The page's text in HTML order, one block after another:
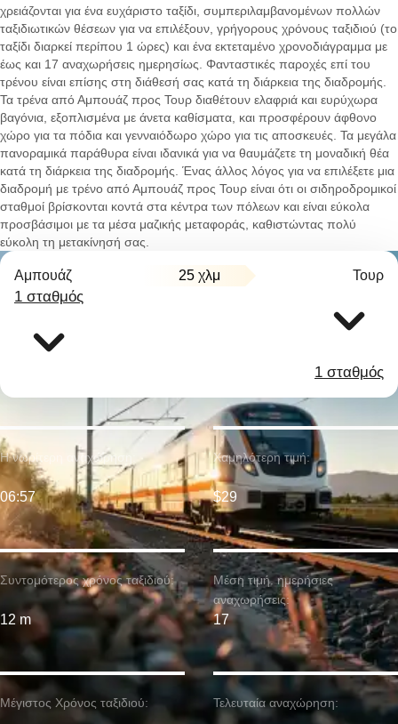
χρειάζονται για ένα ευχάριστο ταξίδι, συμπεριλαμβανομένων πολλών
ταξιδιωτικών θέσεων για να επιλέξουν, γρήγορους χρόνους ταξιδιού (το
ταξίδι διαρκεί περίπου 1 ώρες) και ένα εκτεταμένο χρονοδιάγραμμα με
έως και 17 αναχωρήσεις ημερησίως. Φανταστικές παροχές επί του
τρένου είναι επίσης στη διάθεσή σας κατά τη διάρκεια της διαδρομής.
Τα τρένα από Αμπουάζ προς Τουρ διαθέτουν ελαφριά και ευρύχωρα
βαγόνια, εξοπλισμένα με άνετα καθίσματα, και προσφέρουν άφθονο
χώρο για τα πόδια και γενναιόδωρο χώρο για τις αποσκευές. Τα μεγάλα
πανοραμικά παράθυρα είναι ιδανικά για να θαυμάζετε τη μοναδική θέα
κατά τη διάρκεια της διαδρομής. Ένας άλλος λόγος για να επιλέξετε μια
διαδρομή με τρένο από Αμπουάζ προς Τουρ είναι ότι οι σιδηροδρομικοί
σταθμοί βρίσκονται κοντά στα κέντρα των πόλεων και είναι εύκολα
προσβάσιμοι με τα μέσα μαζικής μεταφοράς, καθιστώντας πολύ
εύκολη τη μετακίνησή σας.
Αμπουάζ 25 χλμ Τουρ
1 σταθμός
1 σταθμός
Συντομότερος χρόνος ταξιδιού:
12 m
Η νωρίτερη αναχώρηση:
06:57
Μέγιστος Χρόνος ταξιδιού:
Χαμηλότερη τιμή:
$29
Μέση τιμή. ημερήσιες
αναχωρήσεις:
17
Τελευταία αναχώρηση: